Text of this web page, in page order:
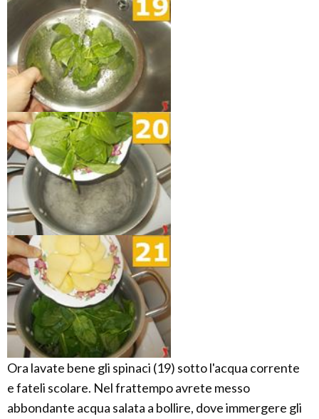
Ora lavate bene gli spinaci (19) sotto l'acqua corrente
e fateli scolare. Nel frattempo avrete messo
abbondante acqua salata a bollire, dove immergere gli